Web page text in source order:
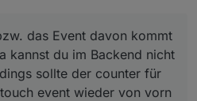
das Event davon kommt
kannst du im Backend nicht
sollte der counter für
event wieder von vorn